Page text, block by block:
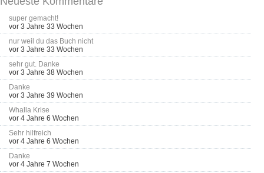
super gemacht!
vor 3 Jahre 33 Wochen
nur weil du das Buch nicht
vor 3 Jahre 33 Wochen
sehr gut. Danke
vor 3 Jahre 38 Wochen
Danke
vor 3 Jahre 39 Wochen
Whalla Krise
vor 4 Jahre 6 Wochen
Sehr hilfreich
vor 4 Jahre 6 Wochen
Danke
vor 4 Jahre 7 Wochen